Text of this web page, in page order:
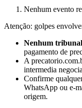
Nenhum evento
Atenção: golpes
Nenhum
pagamento de
A
intermedia
Confirme
WhatsApp ou e-
origem.